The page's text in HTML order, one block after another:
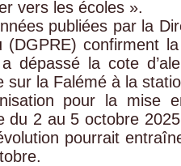
vers les écoles ».
publiées par la
(DGPRE) confirment
dépassé la cote
sur la Falémé à la
pour la mise
du 2 au 5 octobre
pourrait